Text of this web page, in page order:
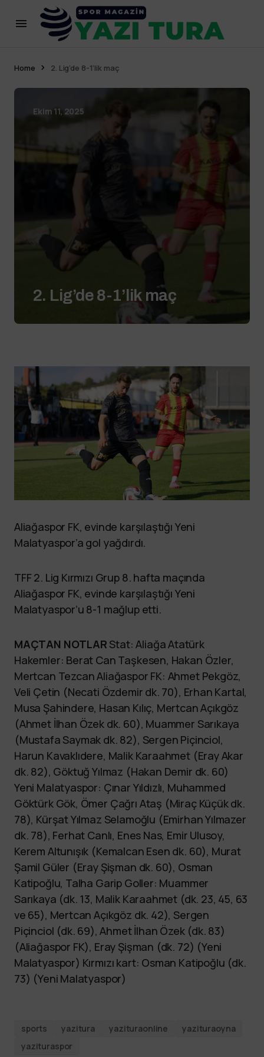
Home 2. Lig’de 8-1’lik maç
Ekim 11, 2025
2. Lig’de 8-1’lik maç
Aliağaspor FK, evinde karşılaştığı Yeni
Malatyaspor’a gol yağdırdı.
TFF 2. Lig Kırmızı Grup 8. hafta maçında
Aliağaspor FK, evinde karşılaştığı Yeni
Malatyaspor’u 8-1 mağlup etti.
MAÇTAN NOTLAR Stat: Aliağa Atatürk
Hakemler: Berat Can Taşkesen, Hakan Özler,
Mertcan Tezcan Aliağaspor FK: Ahmet Pekgöz,
Veli Çetin (Necati Özdemir dk. 70), Erhan Kartal,
Musa Şahindere, Hasan Kılıç, Mertcan Açıkgöz
(Ahmet İlhan Özek dk. 60), Muammer Sarıkaya
(Mustafa Saymak dk. 82), Sergen Piçinciol,
Harun Kavaklıdere, Malik Karaahmet (Eray Akar
dk. 82), Göktuğ Yılmaz (Hakan Demir dk. 60)
Yeni Malatyaspor: Çınar Yıldızlı, Muhammed
Göktürk Gök, Ömer Çağrı Ataş (Miraç Küçük dk.
78), Kürşat Yılmaz Selamoğlu (Emirhan Yılmazer
dk. 78), Ferhat Canlı, Enes Nas, Emir Ulusoy,
Kerem Altunışık (Kemalcan Esen dk. 60), Murat
Şamil Güler (Eray Şişman dk. 60), Osman
Katipoğlu, Talha Garip Goller: Muammer
Sarıkaya (dk. 13, Malik Karaahmet (dk. 23, 45, 63
ve 65), Mertcan Açıkgöz dk. 42), Sergen
Piçinciol (dk. 69), Ahmet İlhan Özek (dk. 83)
(Aliağaspor FK), Eray Şişman (dk. 72) (Yeni
Malatyaspor) Kırmızı kart: Osman Katipoğlu (dk.
73) (Yeni Malatyaspor)
sports yazitura yazituraonline
yazituraoyna
yazituraspor